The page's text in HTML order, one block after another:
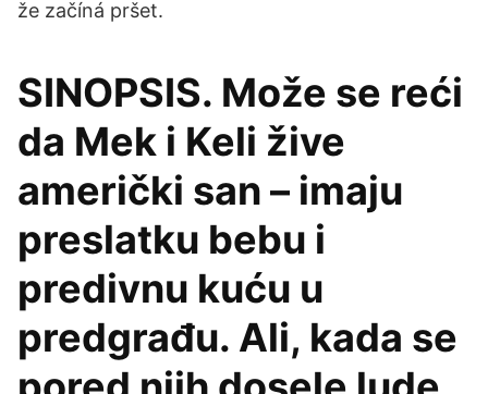
že začíná pršet.
SINOPSIS. Može se reći
da Mek i Keli žive
američki san – imaju
preslatku bebu i
predivnu kuću u
predgrađu. Ali, kada se